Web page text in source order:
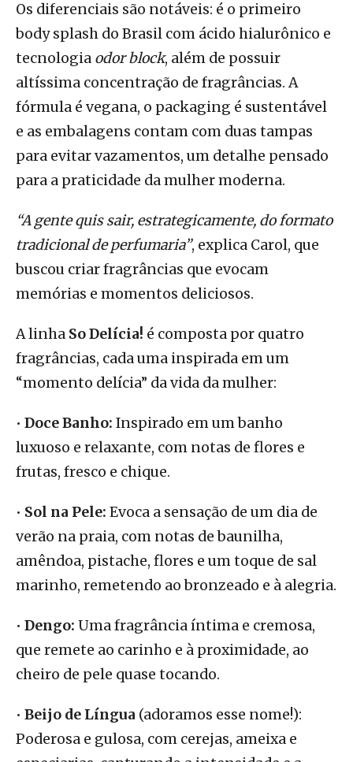
Os diferenciais são notáveis: é o primeiro
body splash do Brasil com ácido hialurônico e
tecnologia odor block, além de possuir
altíssima concentração de fragrâncias. A
fórmula é vegana, o packaging é sustentável
e as embalagens contam com duas tampas
para evitar vazamentos, um detalhe pensado
para a praticidade da mulher moderna.
“A gente quis sair, estrategicamente, do formato
tradicional de perfumaria”, explica Carol, que
buscou criar fragrâncias que evocam
memórias e momentos deliciosos.
A linha So Delícia! é composta por quatro
fragrâncias, cada uma inspirada em um
“momento delícia” da vida da mulher:
• Doce Banho: Inspirado em um banho
luxuoso e relaxante, com notas de flores e
frutas, fresco e chique.
• Sol na Pele: Evoca a sensação de um dia de
verão na praia, com notas de baunilha,
amêndoa, pistache, flores e um toque de sal
marinho, remetendo ao bronzeado e à alegria.
• Dengo: Uma fragrância íntima e cremosa,
que remete ao carinho e à proximidade, ao
cheiro de pele quase tocando.
• Beijo de Língua (adoramos esse nome!):
Poderosa e gulosa, com cerejas, ameixa e